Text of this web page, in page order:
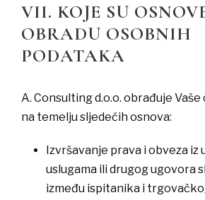
VII. KOJE SU
OBRADU OSOBNIH
PODATAKA
A. Consulting d.o.o. obrađuje
na temelju sljedećih osnova:
​Izvršavanje prava i obveza iz
uslugama ili drugog ugovora
između ispitanika i